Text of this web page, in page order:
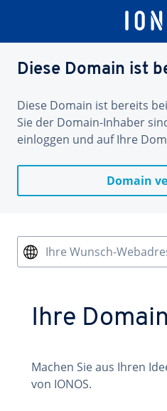
Diese Domain ist
Diese Domain ist bereits
Sie der Domain-Inhaber
einloggen und auf Ihre
Domain
Ihre Wunsch-
Ihre
Machen Sie aus Ihren
von IONOS.